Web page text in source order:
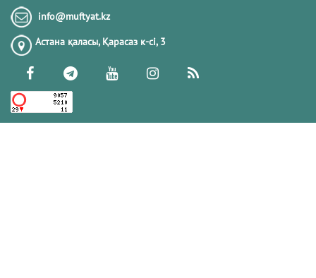
Тіл-көзден сақтану және одан арылу
жолдарын білесіз бе?
13.11.2017 178822
ГҮЛЕНШІЛЕР
info@muftyat.kz
Астана қаласы, Қарасаз к-сi, 3